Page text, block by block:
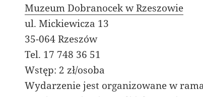
Muzeum Dobranocek w Rzeszowie
ul. Mickiewicza 13
35-064 Rzeszów
Tel. 17 748 36 51
Wstęp: 2 zł/osoba
Wydarzenie jest organizowane w